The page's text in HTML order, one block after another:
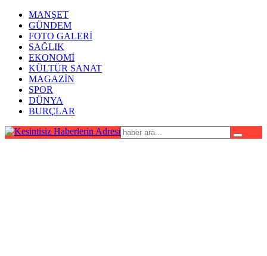
MANŞET
GÜNDEM
FOTO GALERİ
SAĞLIK
EKONOMİ
KÜLTÜR SANAT
MAGAZİN
SPOR
DÜNYA
BURÇLAR